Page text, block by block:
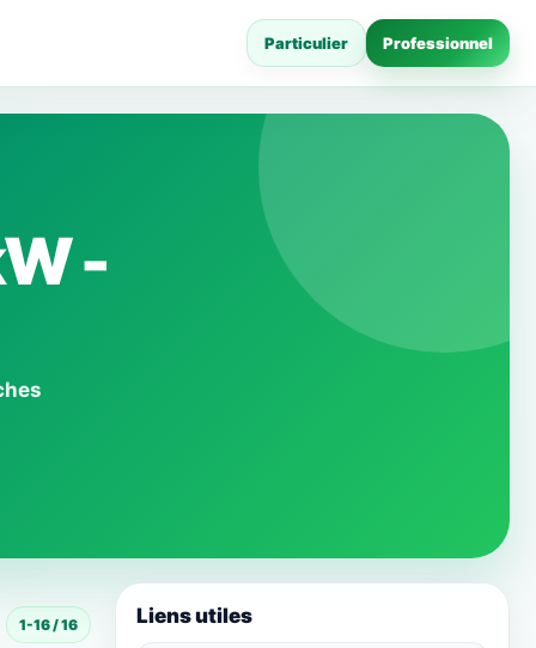
Particulier Professionnel
-
1-16 / 16 Liens utiles